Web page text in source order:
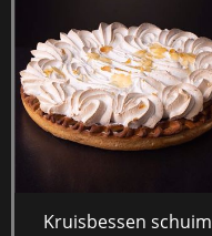
Kruisbessen schuim